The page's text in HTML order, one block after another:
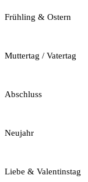
Frühling & Ostern
Muttertag / Vatertag
Abschluss
Neujahr
Liebe & Valentinstag